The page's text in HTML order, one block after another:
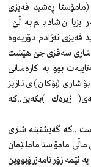
ڕه‌شید فه‌یزی
ریزیان شاد بم به‌ڵێ‌
فه‌یزی نه‌ژادم دۆزیه‌وه‌
شاری سه‌قزی جێ‌ هێشت
بوو به‌ كاره‌ساتی
شاری (بۆكان ) ی ئازیز
زیره‌ك )بكه‌ین..كه‌
..كه‌ گه‌یشتینه‌ شاری
ماڵی مامۆستا ماملێمان
ئێمه‌ زۆر تامه‌زرۆبووین